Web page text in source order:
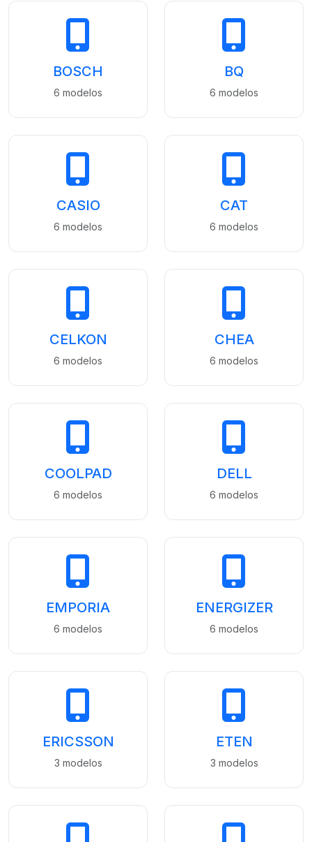
BOSCH
6 modelos
BQ
6 modelos
CASIO
6 modelos
CAT
6 modelos
CELKON
6 modelos
CHEA
6 modelos
COOLPAD
6 modelos
DELL
6 modelos
EMPORIA
6 modelos
ENERGIZER
6 modelos
ERICSSON
3 modelos
ETEN
3 modelos